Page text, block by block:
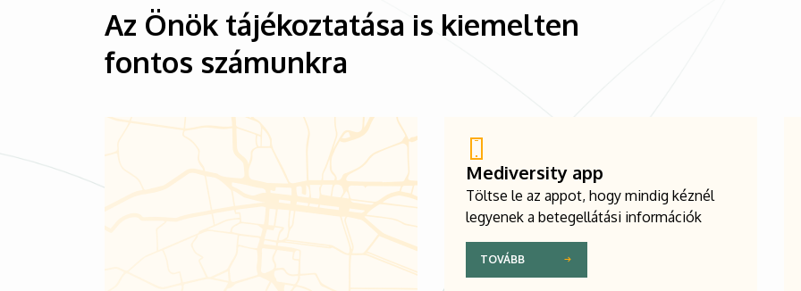
Az Önök tájékoztatása is kiemelten
fontos számunkra
Mediversity app
Töltse le az appot, hogy mindig kéznél
legyenek a betegellátási információk
TOVÁBB